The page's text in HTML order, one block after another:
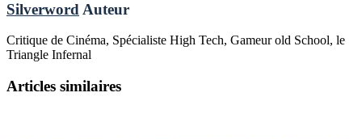
Silverword Auteur
Critique de Cinéma, Spécialiste High Tech, Gameur old School, le
Triangle Infernal
Articles similaires